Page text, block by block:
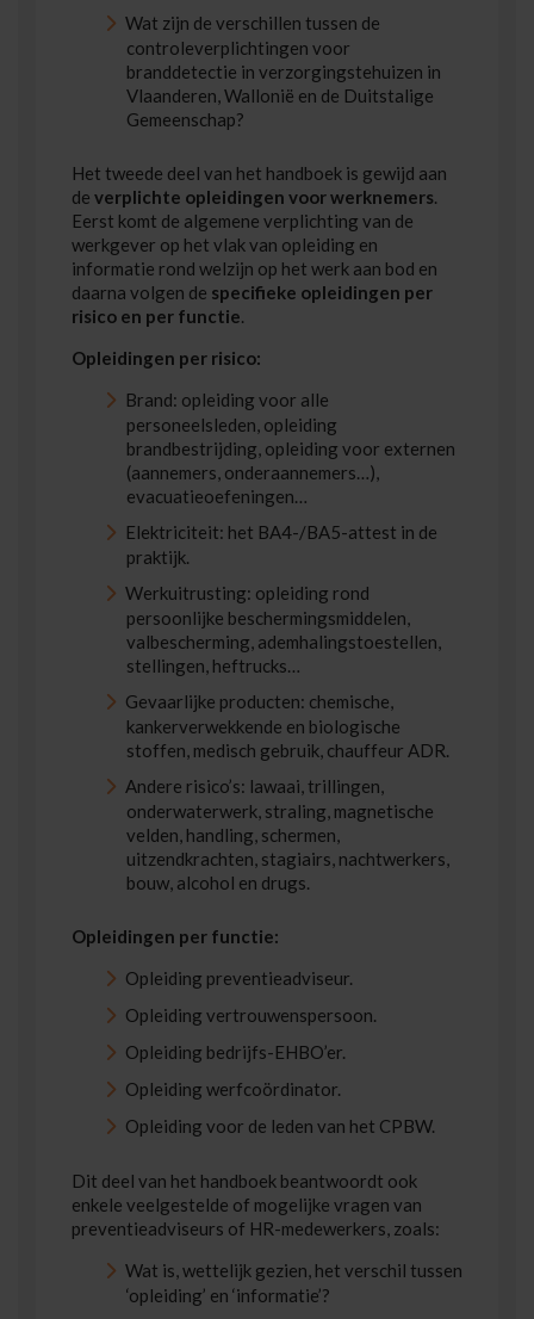
Wat zijn de verschillen tussen de
controleverplichtingen voor
branddetectie in verzorgingstehuizen in
Vlaanderen, Wallonië en de Duitstalige
Gemeenschap?
Het tweede deel van het handboek is gewijd aan
de verplichte opleidingen voor werknemers.
Eerst komt de algemene verplichting van de
werkgever op het vlak van opleiding en
informatie rond welzijn op het werk aan bod en
daarna volgen de specifieke opleidingen per
risico en per functie.
Opleidingen per risico:
Brand: opleiding voor alle
personeelsleden, opleiding
brandbestrijding, opleiding voor externen
(aannemers, onderaannemers…),
evacuatieoefeningen…
Elektriciteit: het BA4-/BA5-attest in de
praktijk.
Werkuitrusting: opleiding rond
persoonlijke beschermingsmiddelen,
valbescherming, ademhalingstoestellen,
stellingen, heftrucks…
Gevaarlijke producten: chemische,
kankerverwekkende en biologische
stoffen, medisch gebruik, chauffeur ADR.
Andere risico’s: lawaai, trillingen,
onderwaterwerk, straling, magnetische
velden, handling, schermen,
uitzendkrachten, stagiairs, nachtwerkers,
bouw, alcohol en drugs.
Opleidingen per functie:
Opleiding preventieadviseur.
Opleiding vertrouwenspersoon.
Opleiding bedrijfs-EHBO’er.
Opleiding werfcoördinator.
Opleiding voor de leden van het CPBW.
Dit deel van het handboek beantwoordt ook
enkele veelgestelde of mogelijke vragen van
preventieadviseurs of HR-medewerkers, zoals:
Wat is, wettelijk gezien, het verschil tussen
‘opleiding’ en ‘informatie’?